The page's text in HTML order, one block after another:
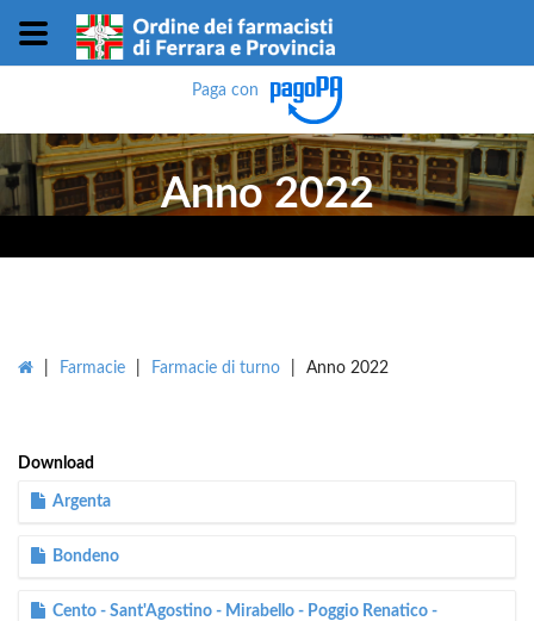
Paga con
Anno 2022
Farmacie Farmacie di turno Anno 2022
Download
Argenta
Bondeno
Cento - Sant'Agostino - Mirabello - Poggio Renatico -